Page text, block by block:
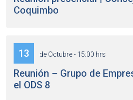
Coquimbo
13 de Octubre - 15:00 hrs
Reunión – Grupo de
el ODS 8